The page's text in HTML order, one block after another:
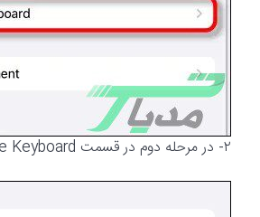
۲- در مرحله دوم در قسمت Hardware Keyboard روی گزینه Modifier Keys کلیک کنید.